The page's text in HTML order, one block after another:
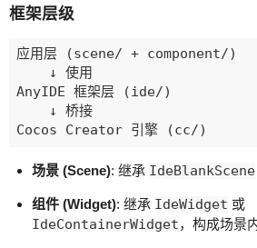
框架层级
应用层 (scene/ + component/)
    ↓ 使用
AnyIDE 框架层 (ide/)
    ↓ 桥接
场景 (Scene): 继承 IdeBlankScene
组件 (Widget): 继承 IdeWidget 或
IdeContainerWidget，构成场景